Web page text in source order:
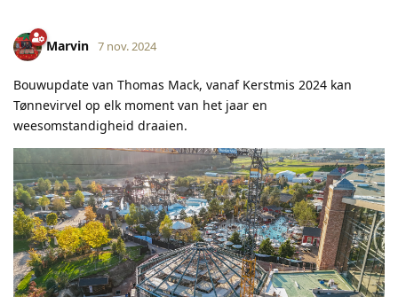
Marvin 7 nov. 2024
Bouwupdate van Thomas Mack, vanaf Kerstmis 2024 kan
Tønnevirvel op elk moment van het jaar en
weesomstandigheid draaien.